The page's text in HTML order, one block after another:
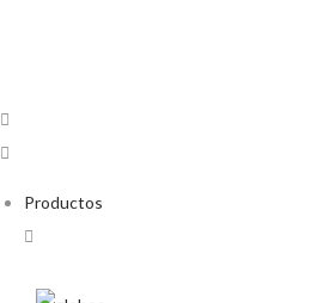
Productos